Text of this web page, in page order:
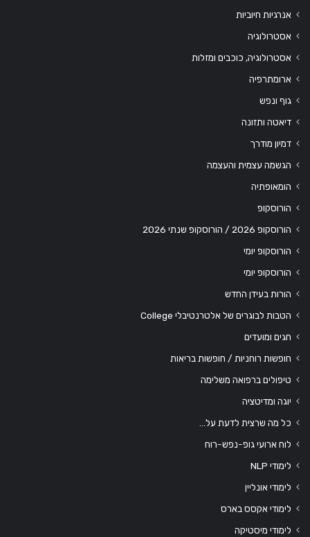
אנרגיות חיוביות
אסטרולוגיה
אסטרולוגיה, כוכבים ומזלות
ארומתרפיה
גוף ונפש
דיאטה ותזונה
דמיון מודרך
הגשמה עצמית והעצמה
הומאופתיה
הורוסקופ
הורוסקופ 2026 / הורוסקופ שנתי 2026
הורוסקופ יומי
הורוסקופ יומי
הורות בעידן החדש
הטבות לבוגרים של אלטרנטיבלי College
חגים ומועדים
חופשות רוחניות / חופשות בריאות
טיפולים ברפואה משלימה
יוגה ומדיטציה
כל מה שרצית לדעת על…
לוח ארועי גופ-נפש-רוח
לימודי NLP
לימודי אונליין
לימודי אקסס בארס
לימודי מיסטיקה